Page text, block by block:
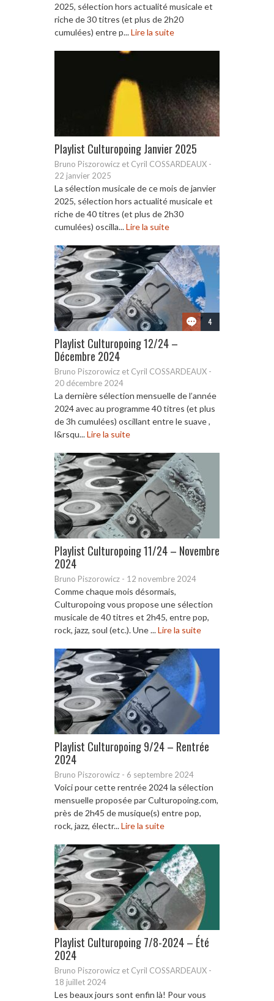
2025, sélection hors actualité musicale et
riche de 30 titres (et plus de 2h20
cumulées) entre p...Lire la suite
Playlist Culturopoing Janvier 2025
Bruno Piszorowicz et Cyril COSSARDEAUX -
22 janvier 2025
La sélection musicale de ce mois de janvier
2025, sélection hors actualité musicale et
riche de 40 titres (et plus de 2h30
cumulées) oscilla...Lire la suite
4
Playlist Culturopoing 12/24 –
Décembre 2024
Bruno Piszorowicz et Cyril COSSARDEAUX -
20 décembre 2024
La dernière sélection mensuelle de l’année
2024 avec au programme 40 titres (et plus
de 3h cumulées) oscillant entre le suave ,
l&rsqu...Lire la suite
Playlist Culturopoing 11/24 – Novembre
2024
Bruno Piszorowicz - 12 novembre 2024
Comme chaque mois désormais,
Culturopoing vous propose une sélection
musicale de 40 titres et 2h45, entre pop,
rock, jazz, soul (etc.). Une ...Lire la suite
Playlist Culturopoing 9/24 – Rentrée
2024
Bruno Piszorowicz - 6 septembre 2024
Voici pour cette rentrée 2024 la sélection
mensuelle proposée par Culturopoing.com,
près de 2h45 de musique(s) entre pop,
rock, jazz, électr...Lire la suite
Playlist Culturopoing 7/8-2024 – Été
2024
Bruno Piszorowicz et Cyril COSSARDEAUX -
18 juillet 2024
Les beaux jours sont enfin là! Pour vous